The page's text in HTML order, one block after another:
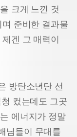
크게 느낀 것
준비한 결과물
겐 그 매력이
방탄소년단 선
컸는데도 그곳
에너지가 정말
님들이 무대를